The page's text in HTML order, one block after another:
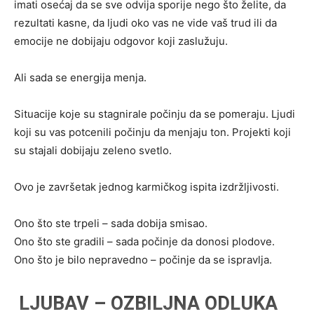
imati osećaj da se sve odvija sporije nego što želite, da
rezultati kasne, da ljudi oko vas ne vide vaš trud ili da
emocije ne dobijaju odgovor koji zaslužuju.
Ali sada se energija menja.
Situacije koje su stagnirale počinju da se pomeraju. Ljudi
koji su vas potcenili počinju da menjaju ton. Projekti koji
su stajali dobijaju zeleno svetlo.
Ovo je završetak jednog karmičkog ispita izdržljivosti.
Ono što ste trpeli – sada dobija smisao.
Ono što ste gradili – sada počinje da donosi plodove.
Ono što je bilo nepravedno – počinje da se ispravlja.
LJUBAV – OZBILJNA ODLUKA